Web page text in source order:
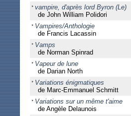
vampire, d'après lord Byron (Le)
de John William Polidori
Vampires/Anthologie
de Francis Lacassin
Vamps
de Norman Spinrad
Vapeur de lune
de Darian North
Variations énigmatiques
de Marc-Emmanuel Schmitt
Variations sur un même t'aime
de Angèle Delaunois